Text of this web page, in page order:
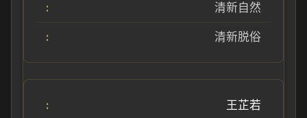
清新自然
清新脱俗
王芷若